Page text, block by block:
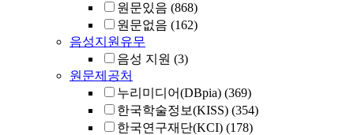
원문있음 (868)
원문없음 (162)
음성지원유무
음성 지원 (3)
원문제공처
누리미디어(DBpia) (369)
한국학술정보(KISS) (354)
한국연구재단(KCI) (178)